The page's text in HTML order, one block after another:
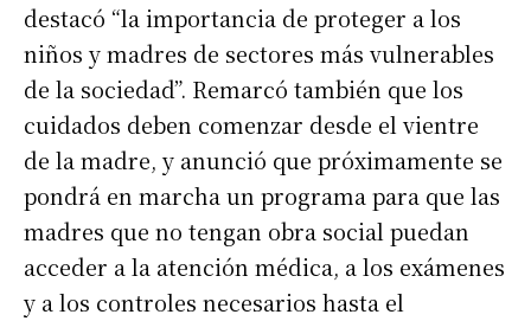
destacó “la importancia de proteger a los
niños y madres de sectores más vulnerables
de la sociedad”. Remarcó también que los
cuidados deben comenzar desde el vientre
de la madre, y anunció que próximamente se
pondrá en marcha un programa para que las
madres que no tengan obra social puedan
acceder a la atención médica, a los exámenes
y a los controles necesarios hasta el